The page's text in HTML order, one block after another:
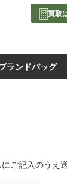
買取
ランドバッグ
ご記入のうえ